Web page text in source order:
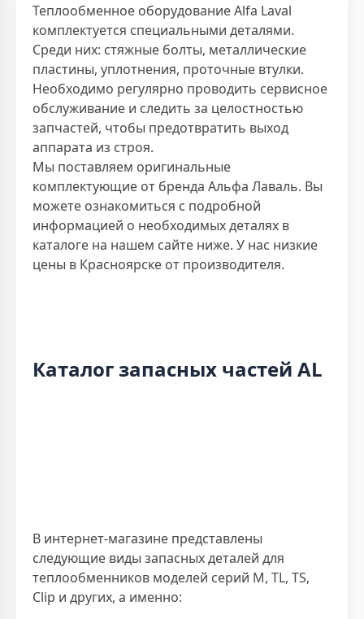
Теплообменное оборудование Alfa Laval
комплектуется специальными деталями.
Среди них: стяжные болты, металлические
пластины, уплотнения, проточные втулки.
Необходимо регулярно проводить сервисное
обслуживание и следить за целостностью
запчастей, чтобы предотвратить выход
аппарата из строя.
Мы поставляем оригинальные
комплектующие от бренда Альфа Лаваль. Вы
можете ознакомиться с подробной
информацией о необходимых деталях в
каталоге на нашем сайте ниже. У нас низкие
цены в Красноярске от производителя.
Каталог запасных частей AL
В интернет-магазине представлены
следующие виды запасных деталей для
теплообменников моделей серий M, TL, TS,
Clip и других, а именно: